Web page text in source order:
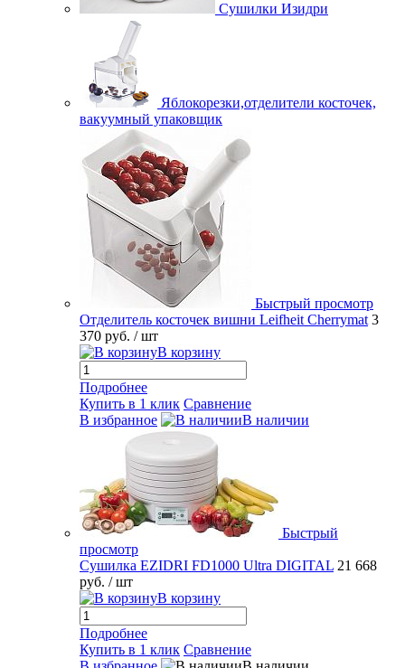
Сушилки Изидри
Яблокорезки,отделители косточек,
вакуумный упаковщик
Быстрый просмотр
Отделитель косточек вишни Leifheit Cherrymat 3
370 руб. / шт
В корзину
Подробнее
Купить в 1 клик Сравнение
В избранное
В наличии
Быстрый
просмотр
Сушилка EZIDRI FD1000 Ultra DIGITAL 21 668
руб. / шт
В корзину
Подробнее
Купить в 1 клик Сравнение